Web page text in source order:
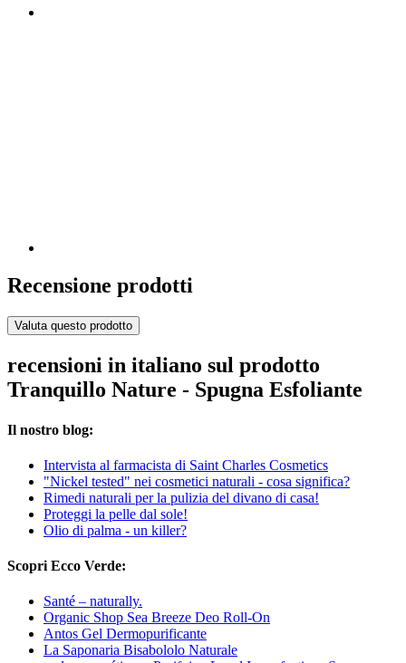
Recensione prodotti
Valuta questo prodotto
recensioni in italiano sul prodotto
Tranquillo Nature - Spugna Esfoliante
Il nostro blog:
Intervista al farmacista di Saint Charles Cosmetics
"Nickel tested" nei cosmetici naturali - cosa significa?
Rimedi naturali per la pulizia del divano di casa!
Proteggi la pelle dal sole!
Olio di palma - un killer?
Scopri Ecco Verde:
Santé – naturally.
Organic Shop Sea Breeze Deo Roll-On
Antos Gel Dermopurificante
La Saponaria Bisabololo Naturale